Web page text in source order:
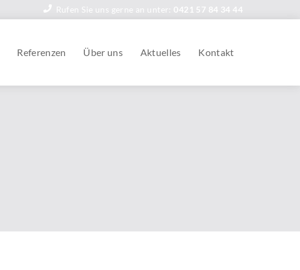
Rufen Sie uns gerne an unter: 0421 57 84 34 44
Referenzen Über uns Aktuelles Kontakt